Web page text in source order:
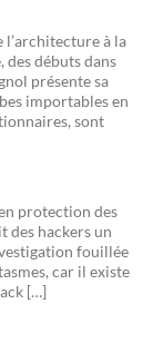
l’architecture à la
des débuts dans
présente sa
importables en
sont
protection des
des hackers un
fouillée
car il existe
[…]